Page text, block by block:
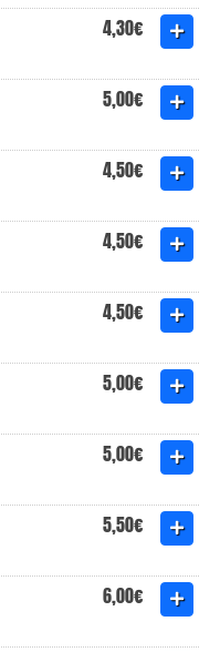
4,30€
5,00€
4,50€
4,50€
4,50€
5,00€
5,00€
5,50€
6,00€